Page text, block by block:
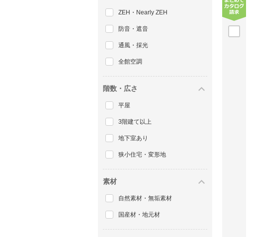
ZEH・Nearly ZEH
防音・遮音
通風・採光
全館空調
階数・広さ
平屋
3階建て以上
地下室あり
狭小住宅・変形地
素材
自然素材・無垢素材
国産材・地元材